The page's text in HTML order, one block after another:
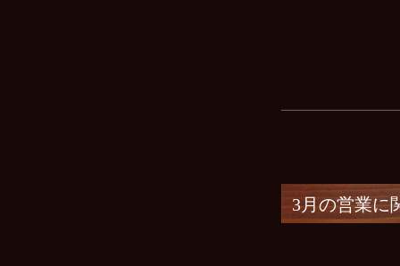
3月の営業に